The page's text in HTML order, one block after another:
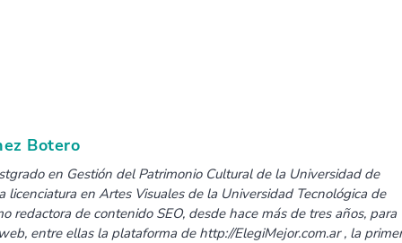
Botero
en Gestión del Patrimonio Cultural de la Universidad de
licenciatura en Artes Visuales de la Universidad Tecnológica de
redactora de contenido SEO, desde hace más de tres años, para
entre ellas la plataforma de http://ElegiMejor.com.ar , la